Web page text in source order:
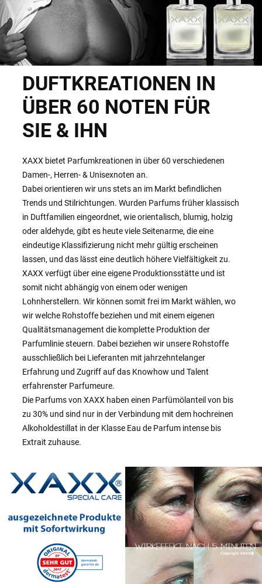
DUFTKREATIONEN IN
ÜBER 60 NOTEN FÜR
SIE & IHN
XAXX bietet Parfumkreationen in über 60 verschiedenen
Damen-, Herren- & Unisexnoten an.
Dabei orientieren wir uns stets an im Markt befindlichen
Trends und Stilrichtungen. Wurden Parfums früher klassisch
in Duftfamilien eingeordnet, wie orientalisch, blumig, holzig
oder aldehyde, gibt es heute viele Seitenarme, die eine
eindeutige Klassifizierung nicht mehr gültig erscheinen
lassen, und das lässt eine deutlich höhere Vielfältigkeit zu.
XAXX verfügt über eine eigene Produktionsstätte und ist
somit nicht abhängig von einem oder wenigen
Lohnherstellern. Wir können somit frei im Markt wählen, wo
wir welche Rohstoffe beziehen und mit einem eigenen
Qualitätsmanagement die komplette Produktion der
Parfumlinie steuern. Dabei beziehen wir unsere Rohstoffe
ausschließlich bei Lieferanten mit jahrzehntelanger
Erfahrung und Zugriff auf das Knowhow und Talent
erfahrenster Parfumeure.
Die Parfums von XAXX haben einen Parfümölanteil von bis
zu 30% und sind nur in der Verbindung mit dem hochreinen
Alkoholdestillat in der Klasse Eau de Parfum intense bis
Extrait zuhause.